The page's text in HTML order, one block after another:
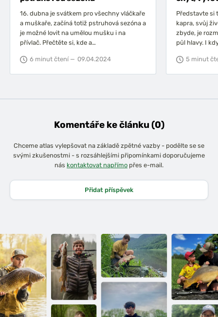
16. dubna je svátkem pro všechny vláčkaře
a muškaře, začíná totiž pstruhová sezóna a
je možné lovit na umělou mušku i na
přívlač. Přečtěte si, kde a…
6 minut čtení — 09.04.2024
Představte si
kapra, svůj
zbyde, je
půl hlavy. I
5 minut
Komentáře ke článku (0)
Chceme atlas vylepšovat na základě zpětné vazby - podělte se se
svými zkušenostmi - s rozsáhlejšími připomínkami doporučujeme
nás kontaktovat napřímo přes e-mail.
Přidat příspěvek